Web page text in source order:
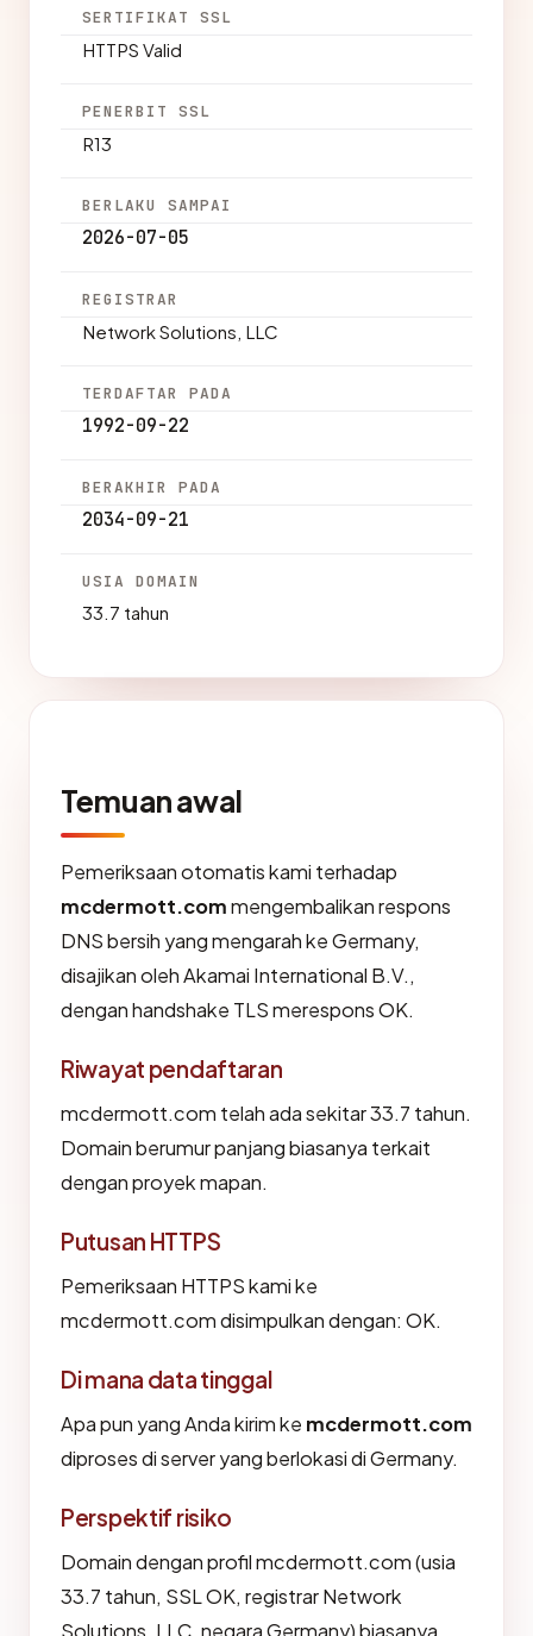
SERTIFIKAT SSL
HTTPS Valid
PENERBIT SSL
R13
BERLAKU SAMPAI
2026-07-05
REGISTRAR
Network Solutions, LLC
TERDAFTAR PADA
1992-09-22
BERAKHIR PADA
2034-09-21
USIA DOMAIN
33.7 tahun
Temuan awal
Pemeriksaan otomatis kami terhadap
mcdermott.commengembalikan respons
DNS bersih yang mengarah ke Germany,
disajikan oleh Akamai International B.V.,
dengan handshake TLS merespons OK.
Riwayat pendaftaran
mcdermott.com telah ada sekitar 33.7 tahun.
Domain berumur panjang biasanya terkait
dengan proyek mapan.
Putusan HTTPS
Pemeriksaan HTTPS kami ke
mcdermott.com disimpulkan dengan: OK.
Di mana data tinggal
Apa pun yang Anda kirim ke mcdermott.com
diproses di server yang berlokasi di Germany.
Perspektif risiko
Domain dengan profil mcdermott.com (usia
33.7 tahun, SSL OK, registrar Network
Solutions, LLC, negara Germany) biasanya